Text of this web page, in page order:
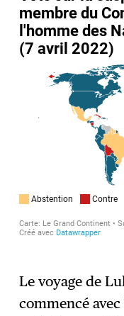
Le voyage de
commencé